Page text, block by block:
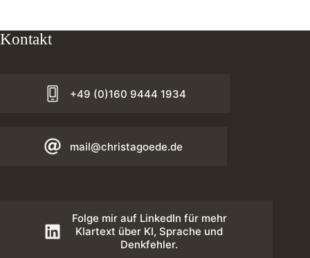
Kontakt
+49 (0)160 9444 1934
mail@christagoede.de
Folge mir auf LinkedIn für mehr
Klartext über KI, Sprache und
Denkfehler.